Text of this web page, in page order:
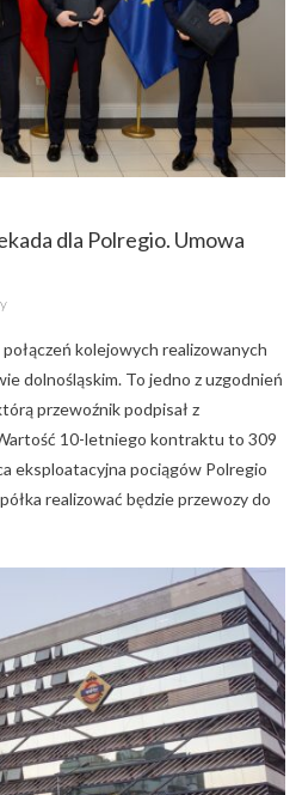
dla Polregio. Umowa
kolejowych realizowanych
dolnośląskim. To jedno z uzgodnień
przewoźnik podpisał z
10-letniego kontraktu to 309
eksploatacyjna pociągów Polregio
realizować będzie przewozy do